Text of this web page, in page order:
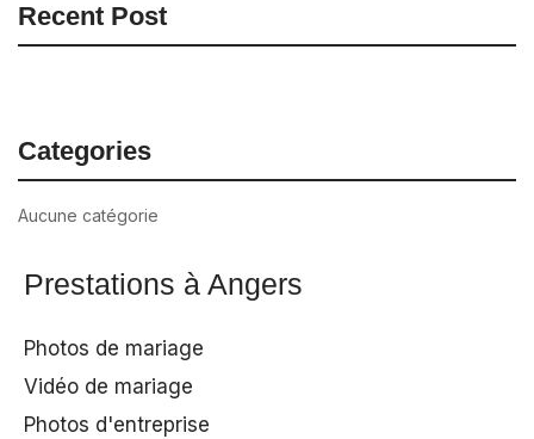
Recent Post
Categories
Aucune catégorie
Prestations à Angers
Photos de mariage
Vidéo de mariage
Photos d'entreprise